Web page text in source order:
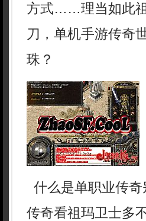
方式……理当如此
刀，单机手游传奇
珠？
什么是单职业传
传奇看祖玛卫士多